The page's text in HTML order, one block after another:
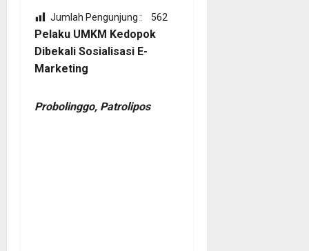
Jumlah Pengunjung : 562
Pelaku UMKM Kedopok
Dibekali Sosialisasi E-
Marketing
Probolinggo, Patrolipos